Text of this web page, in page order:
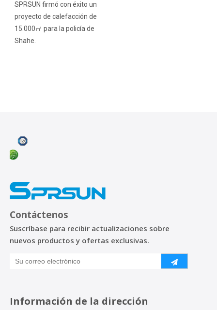
SPRSUN firmó con éxito un
proyecto de calefacción de
15.000㎡ para la policía de
Shahe.
Contáctenos
Suscríbase para recibir actualizaciones sobre
nuevos productos y ofertas exclusivas.
Información de la dirección